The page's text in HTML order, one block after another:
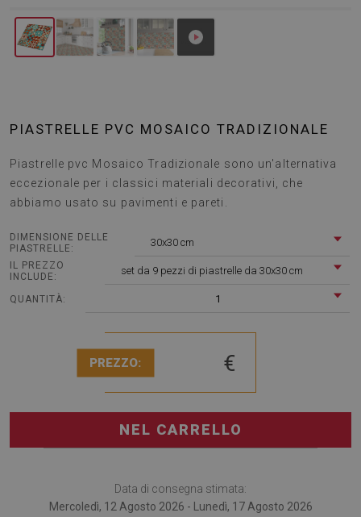
PIASTRELLE PVC MOSAICO TRADIZIONALE
Piastrelle pvc Mosaico Tradizionale sono un'alternativa
eccezionale per i classici materiali decorativi, che
abbiamo usato su pavimenti e pareti.
DIMENSIONE DELLE
PIASTRELLE:
30x30 cm
IL PREZZO
INCLUDE:
set da 9 pezzi di piastrelle da 30x30 cm
QUANTITÀ: 1
PREZZO: €
NEL CARRELLO
Data di consegna stimata:
Mercoledì, 12 Agosto 2026 - Lunedì, 17 Agosto 2026